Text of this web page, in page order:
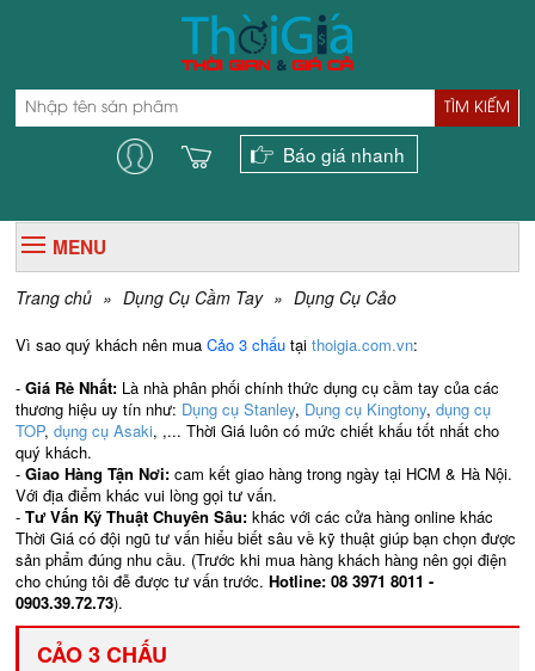
TÌM KIẾM
Báo giá nhanh
MENU
Trang chủ » Dụng Cụ Cầm Tay » Dụng Cụ Cảo
Vì sao quý khách nên muaCảo 3 chấu tạithoigia.com.vn:
-Giá Rẻ Nhất: Là nhà phân phối chính thức dụng cụ cầm tay của các
thương hiệu uy tín như: Dụng cụ Stanley, Dụng cụ Kingtony,dụng cụ
TOP,dụng cụ Asaki, ,... Thời Giá luôn có mức chiết khấu tốt nhất cho
quý khách.
-Giao Hàng Tận Nơi:cam kết giao hàng trong ngày tại HCM & Hà Nội.
Với địa điểm khác vui lòng gọi tư vấn.
-Tư Vấn Kỹ Thuật Chuyên Sâu:khác với các cửa hàng online khác
Thời Giá có đội ngũ tư vấn hiểu biết sâu về kỹ thuật giúp bạn chọn được
sản phẩm đúng nhu cầu. (Trước khi mua hàng khách hàng nên gọi điện
cho chúng tôi đễ được tư vấn trước.Hotline: 08 3971 8011 -
0903.39.72.73).
CẢO 3 CHẤU